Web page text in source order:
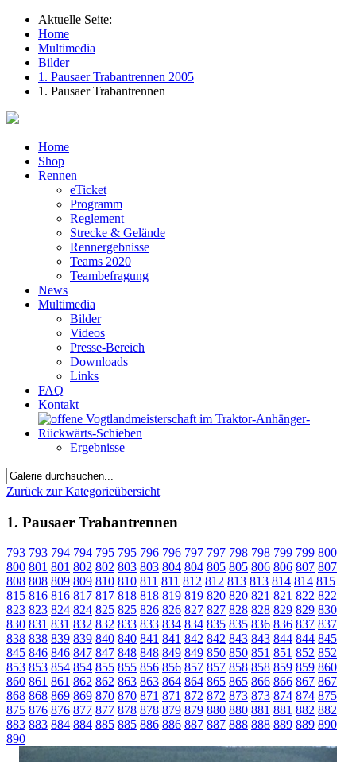
Aktuelle Seite:
Home
Multimedia
Bilder
1. Pausaer Trabantrennen 2005
1. Pausaer Trabantrennen
Home
Shop
Rennen
eTicket
Programm
Reglement
Strecke & Gelände
Rennergebnisse
Teams 2020
Teambefragung
News
Multimedia
Bilder
Videos
Presse-Bereich
Downloads
Links
FAQ
Kontakt
Ergebnisse
Zurück zur Kategorieübersicht
1. Pausaer Trabantrennen
793 793 794 794 795 795 796 796 797 797 798 798 799 799 800
800 801 801 802 802 803 803 804 804 805 805 806 806 807 807
808 808 809 809 810 810 811 811 812 812 813 813 814 814 815
815 816 816 817 817 818 818 819 819 820 820 821 821 822 822
823 823 824 824 825 825 826 826 827 827 828 828 829 829 830
830 831 831 832 832 833 833 834 834 835 835 836 836 837 837
838 838 839 839 840 840 841 841 842 842 843 843 844 844 845
845 846 846 847 847 848 848 849 849 850 850 851 851 852 852
853 853 854 854 855 855 856 856 857 857 858 858 859 859 860
860 861 861 862 862 863 863 864 864 865 865 866 866 867 867
868 868 869 869 870 870 871 871 872 872 873 873 874 874 875
875 876 876 877 877 878 878 879 879 880 880 881 881 882 882
883 883 884 884 885 885 886 886 887 887 888 888 889 889 890
890